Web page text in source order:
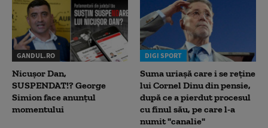
GANDUL.RO
Nicușor Dan,
SUSPENDAT!? George
Simion face anunțul
momentului
DIGI SPORT
Suma uriașă care i se reține
lui Cornel Dinu din pensie,
după ce a pierdut procesul
cu finul său, pe care l-a
numit "canalie"